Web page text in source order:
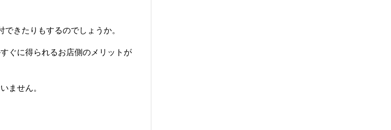
きたりもするのでしょうか。
ぐに得られるお店側のメリットが
ません。